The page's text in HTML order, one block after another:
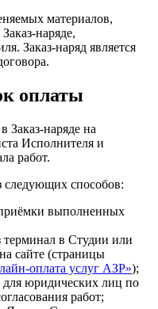
материалов,
наряде,
Заказ-наряд является
оплаты
Заказ-наряде на
Исполнителя и
работ.
следующих способов:
выполненных
в Студии или
сайте (страницы
оплата услуг АЗР»);
юридических лиц по
работ;